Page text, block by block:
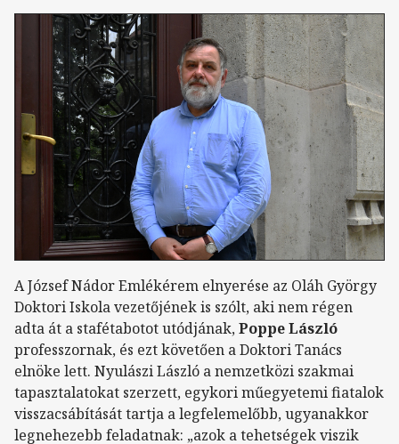
A József Nádor Emlékérem elnyerése az Oláh György
Doktori Iskola vezetőjének is szólt, aki nem régen
adta át a stafétabotot utódjának,Poppe László
professzornak, és ezt követően a Doktori Tanács
elnöke lett. Nyulászi László a nemzetközi szakmai
tapasztalatokat szerzett, egykori műegyetemi fiatalok
visszacsábítását tartja a legfelemelőbb, ugyanakkor
legnehezebb feladatnak: „azok a tehetségek viszik